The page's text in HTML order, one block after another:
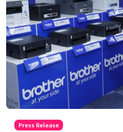
Press Release